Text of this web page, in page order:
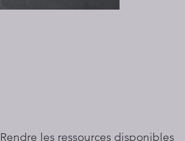
​Rendre les ressources disponibles